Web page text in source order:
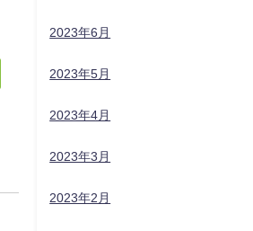
2023年6月
2023年5月
2023年4月
2023年3月
2023年2月